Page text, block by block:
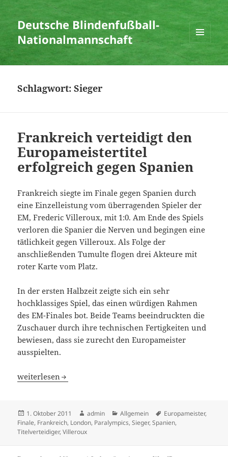
Deutsche Blindenfußball-
Nationalmannschaft
MENÜ
UND
WIDGETS
Schlagwort:Sieger
Frankreich verteidigt den
Europameistertitel
erfolgreich gegen Spanien
Frankreich siegte im Finale gegen Spanien durch
eine Einzelleistung vom überragenden Spieler der
EM, Frederic Villeroux, mit 1:0. Am Ende des Spiels
verloren die Spanier die Nerven und begingen eine
tätlichkeit gegen Villeroux. Als Folge der
anschließenden Tumulte flogen drei Akteure mit
roter Karte vom Platz.
In der ersten Halbzeit zeigte sich ein sehr
hochklassiges Spiel, das einen würdigen Rahmen
des EM-Finales bot. Beide Teams beeindruckten die
Zuschauer durch ihre technischen Fertigkeiten und
bewiesen, dass sie zurecht den Europameister
ausspielten.
Frankreich verteidigt den Europameistertitel erfolgreich
weiterlesen
Veröffentlicht
am
1. Oktober 2011 Autor
admin Kategorien
Allgemein Schlagwörter
Europameister,
Finale, Frankreich, London, Paralympics,Sieger,Spanien,
Titelverteidiger,Villeroux